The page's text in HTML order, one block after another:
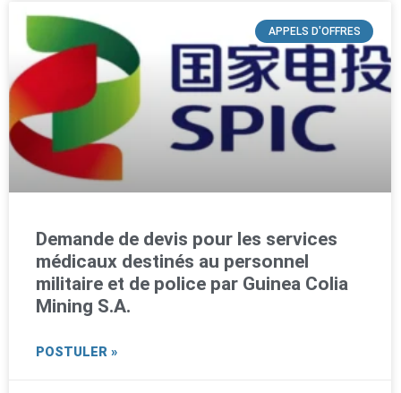
APPELS D'OFFRES
Demande de devis pour les services
médicaux destinés au personnel
militaire et de police par Guinea Colia
Mining S.A.
POSTULER »